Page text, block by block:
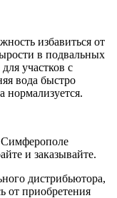
избавиться от
в подвальных
участков с
вода быстро
нормализуется.
и заказывайте.
дистрибьютора,
от приобретения